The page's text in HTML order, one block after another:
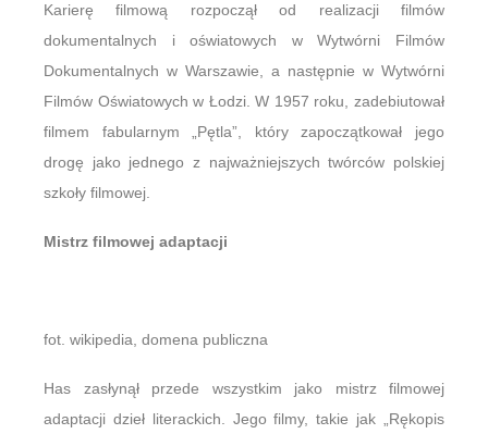
Karierę filmową rozpoczął od realizacji filmów
dokumentalnych i oświatowych w Wytwórni Filmów
Dokumentalnych w Warszawie, a następnie w Wytwórni
Filmów Oświatowych w Łodzi. W 1957 roku, zadebiutował
filmem fabularnym „Pętla”, który zapoczątkował jego
drogę jako jednego z najważniejszych twórców polskiej
szkoły filmowej.
Mistrz filmowej adaptacji
fot. wikipedia, domena publiczna
Has zasłynął przede wszystkim jako mistrz filmowej
adaptacji dzieł literackich. Jego filmy, takie jak „Rękopis